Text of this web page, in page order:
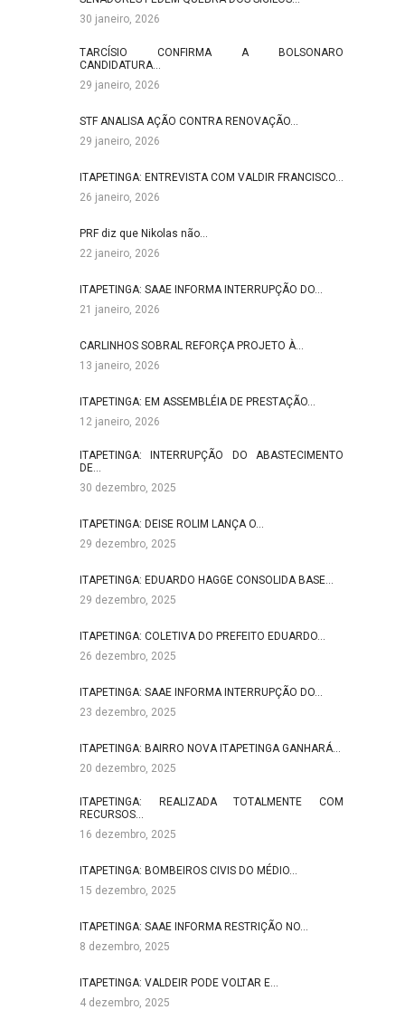
30 janeiro, 2026
TARCÍSIO CONFIRMA A BOLSONARO
CANDIDATURA…
29 janeiro, 2026
STF ANALISA AÇÃO CONTRA RENOVAÇÃO…
29 janeiro, 2026
ITAPETINGA: ENTREVISTA COM VALDIR FRANCISCO…
26 janeiro, 2026
PRF diz que Nikolas não…
22 janeiro, 2026
ITAPETINGA: SAAE INFORMA INTERRUPÇÃO DO…
21 janeiro, 2026
CARLINHOS SOBRAL REFORÇA PROJETO À…
13 janeiro, 2026
ITAPETINGA: EM ASSEMBLÉIA DE PRESTAÇÃO…
12 janeiro, 2026
ITAPETINGA: INTERRUPÇÃO DO ABASTECIMENTO
DE…
30 dezembro, 2025
ITAPETINGA: DEISE ROLIM LANÇA O…
29 dezembro, 2025
ITAPETINGA: EDUARDO HAGGE CONSOLIDA BASE…
29 dezembro, 2025
ITAPETINGA: COLETIVA DO PREFEITO EDUARDO…
26 dezembro, 2025
ITAPETINGA: SAAE INFORMA INTERRUPÇÃO DO…
23 dezembro, 2025
ITAPETINGA: BAIRRO NOVA ITAPETINGA GANHARÁ…
20 dezembro, 2025
ITAPETINGA: REALIZADA TOTALMENTE COM
RECURSOS…
16 dezembro, 2025
ITAPETINGA: BOMBEIROS CIVIS DO MÉDIO…
15 dezembro, 2025
ITAPETINGA: SAAE INFORMA RESTRIÇÃO NO…
8 dezembro, 2025
ITAPETINGA: VALDEIR PODE VOLTAR E…
4 dezembro, 2025